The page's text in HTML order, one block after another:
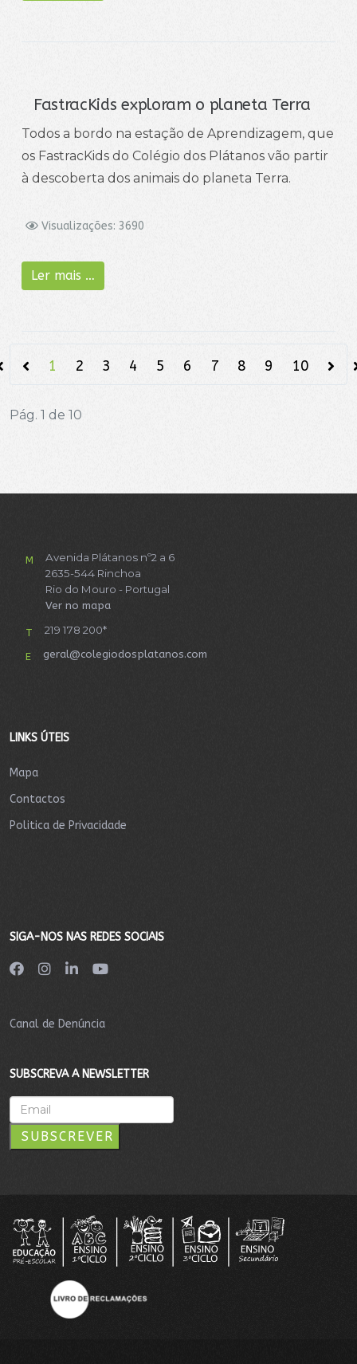
FastracKids exploram o planeta Terra
Todos a bordo na estação de Aprendizagem, que
os FastracKids do Colégio dos Plátanos vão partir
à descoberta dos animais do planeta Terra.
Visualizações: 3690
Ler mais …
1 2 3 4 5 6 7 8 9 10
Pág. 1 de 10
M
Avenida Plátanos nº2 a 6
2635-544 Rinchoa
Rio do Mouro - Portugal
Ver no mapa
T 219 178 200*
E geral@colegiodosplatanos.com
LINKS ÚTEIS
Mapa
Contactos
Politica de Privacidade
SIGA-NOS NAS REDES SOCIAIS
Canal de Denúncia
SUBSCREVA A NEWSLETTER
SUBSCREVER